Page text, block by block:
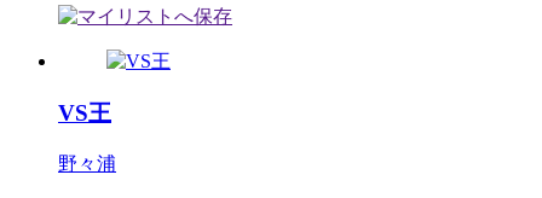
VS王
野々浦